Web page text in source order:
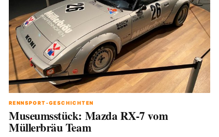
RENNSPORT-GESCHICHTEN
Museumsstück: Mazda RX-7 vom
Müllerbräu Team